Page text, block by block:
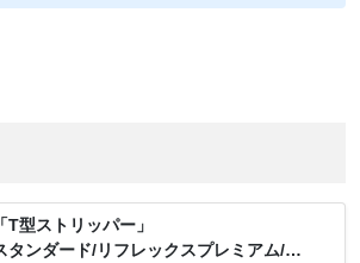
「T型ストリッパー」
タンダード/リフレックスプレミアム/